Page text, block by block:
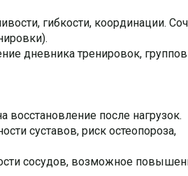
гибкости, координации.
дневника тренировок,
восстановление после нагрузок.
суставов, риск остеопороза,
сосудов, возможное